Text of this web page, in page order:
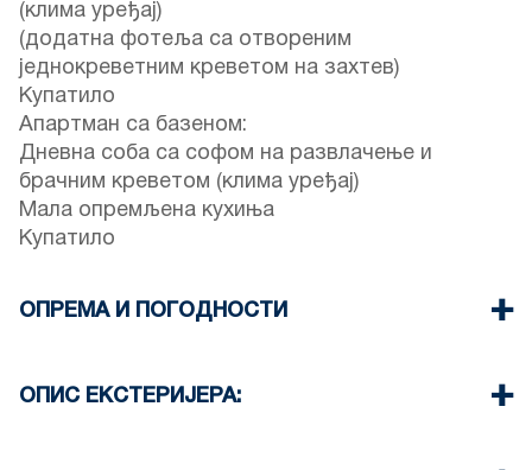
(клима уређај)
(додатна фотеља са отвореним
једнокреветним креветом на захтев)
Купатило
Апартман са базеном:
Дневна соба са софом на развлачење и
брачним креветом (клима уређај)
Мала опремљена кухиња
Купатило
ОПРЕМА И ПОГОДНОСТИ
Четири клима уређаја
ОПИС ЕКСТЕРИЈЕРА: